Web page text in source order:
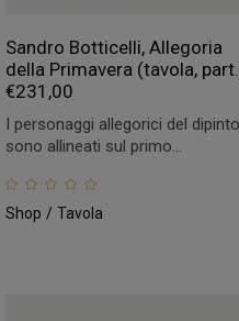
Sandro Botticelli, Allegoria
della Primavera (tavola,
€231,00
I personaggi allegorici del dipinto
sono allineati sul primo...
Shop Tavola